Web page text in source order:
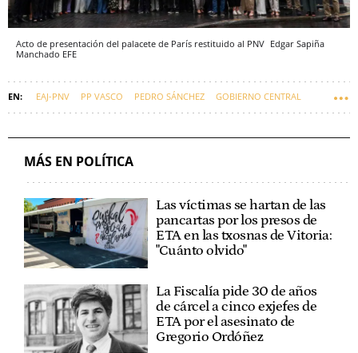
Acto de presentación del palacete de París restituido al PNV Edgar Sapiña
Manchado EFE
EAJ-PNV PP VASCO PEDRO SÁNCHEZ GOBIERNO CENTRAL
PALACETE DE PARÍS
MÁS EN POLÍTICA
Las víctimas se hartan de las
pancartas por los presos de
ETA en las txosnas de Vitoria:
"Cuánto olvido"
La Fiscalía pide 30 de años
de cárcel a cinco exjefes de
ETA por el asesinato de
Gregorio Ordóñez